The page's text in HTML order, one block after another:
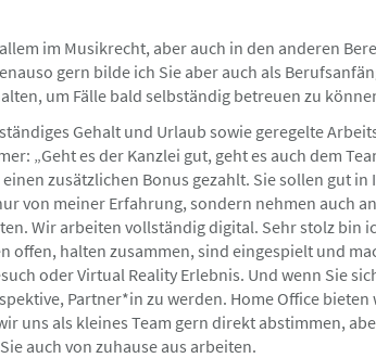
Hamburg-
KSP
Hamburg
im Musikrecht, aber auch in den anderen
gern bilde ich Sie aber auch als
um Fälle bald selbständig betreuen zu
Gehalt und Urlaub sowie geregelte
„Geht es der Kanzlei gut, geht es auch dem
zusätzlichen Bonus gezahlt. Sie sollen gut in
von meiner Erfahrung, sondern nehmen auch an
Wir arbeiten vollständig digital. Sehr stolz bin
offen, halten zusammen, sind eingespielt und
oder Virtual Reality Erlebnis. Und wenn Sie
Partner*in zu werden. Home Office bieten
uns als kleines Team gern direkt abstimmen,
auch von zuhause aus arbeiten.